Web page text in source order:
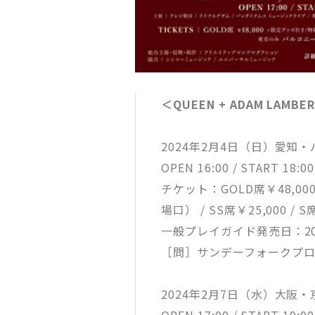
＜QUEEN + ADAM
2024年2月4日（日）愛知
OPEN 16:00 / START 18:00
チケット：GOLD席￥
場口） / SS席￥25,000 / S
一般プレイガイド発売日：
［問］サンデーフォーク
2024年2月7日（水）大阪・